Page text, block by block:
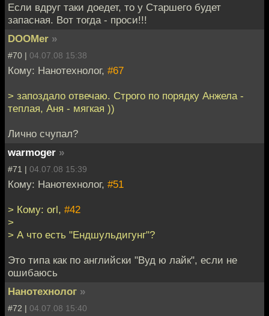
Если вдруг таки доедет, то у Старшего будет
запасная. Вот тогда - проси!!!
DOOMer »
#70 | 04.07.08 15:38
Кому: Нанотехнолог, #67
> запоздало отвечаю. Строго по порядку Анжела -
теплая, Аня - мягкая ))
Лично счупал?
warmoger »
#71 | 04.07.08 15:39
Кому: Нанотехнолог, #51
> Кому: orl, #42
>
> А что есть "Ендшульдигунг"?
Это типа как по английски "Вуд ю лайк", если не
ошибаюсь
Нанотехнолог »
#72 | 04.07.08 15:40